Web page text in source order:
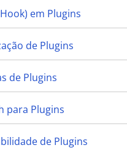
em Plugins
de Plugins
de Plugins
para Plugins
de Plugins